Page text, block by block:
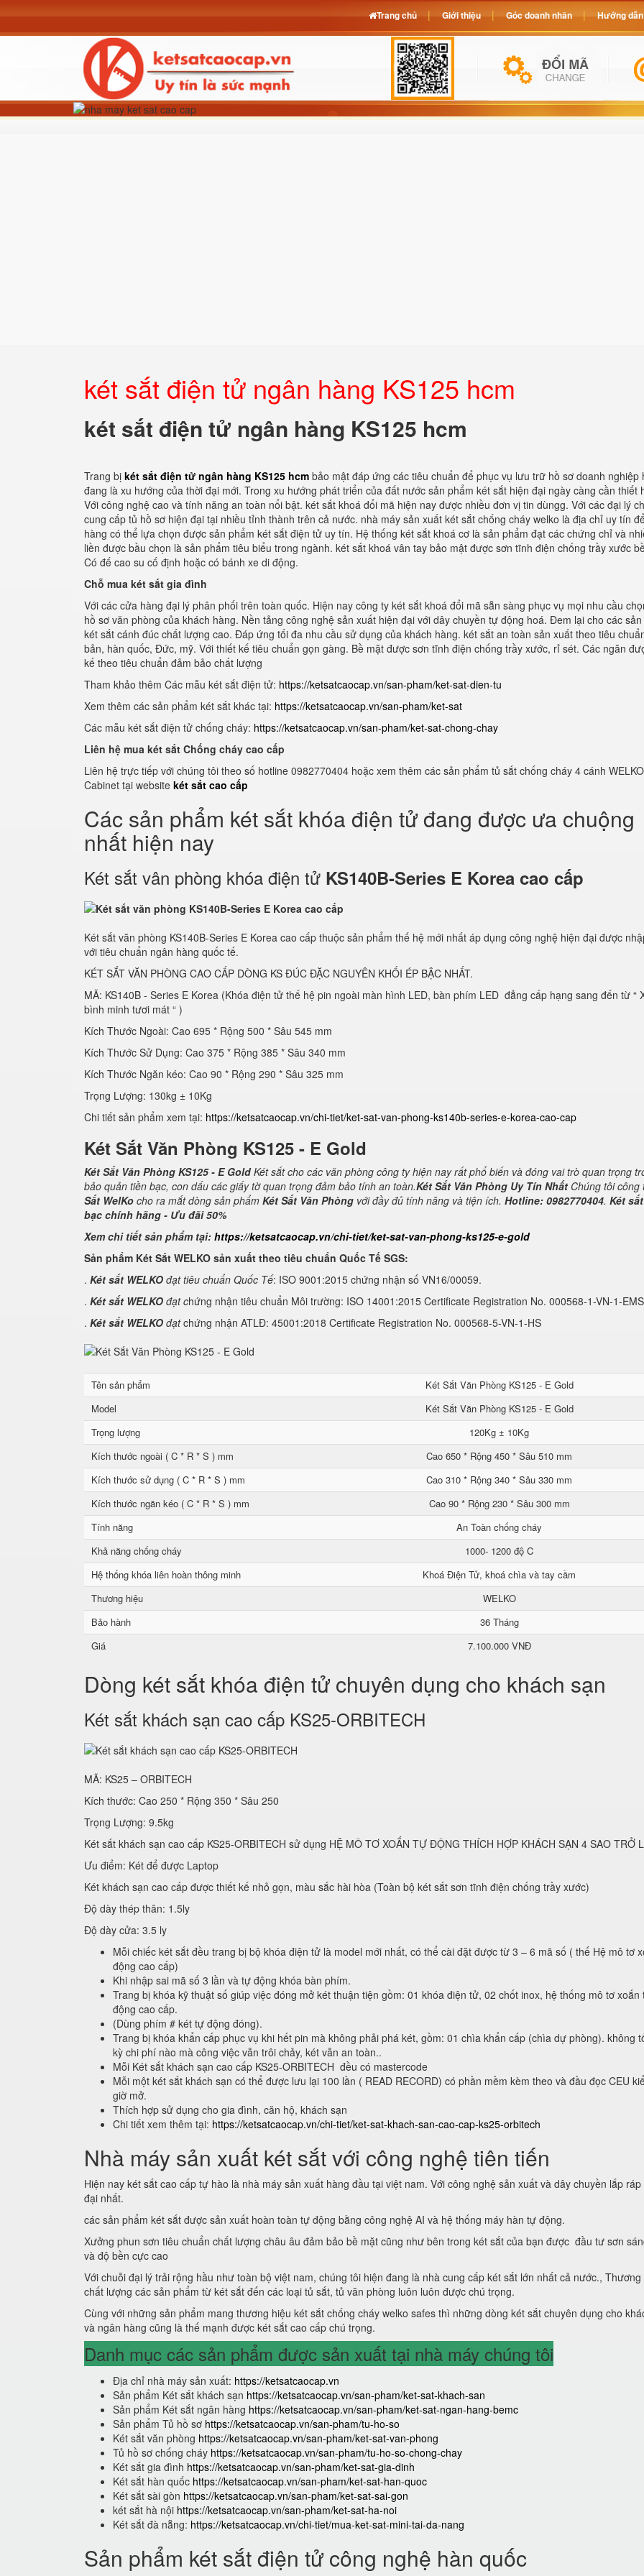
két sắt điện tử ngân hàng KS125 hcm
két sắt điện tử ngân hàng KS125 hcm
Trang bị két sắt điện tử ngân hàng KS125 hcm bảo mật đáp ứng các tiêu chuẩn để phục vụ lưu trữ hồ sơ doanh nghiệp
đang là xu hướng của thời đại mới. Trong xu hướng phát triển của đất nước sản phẩm két sắt hiện đại ngày càng cần thiết
Với công nghệ cao và tính năng an toàn nổi bật. két sắt khoá đổi mã hiện nay được nhiều đơn vị tin dùngg. Với các đại lý
cung cấp tủ hồ sơ hiện đại tại nhiều tỉnh thành trên cả nước. nhà máy sản xuất két sắt chống cháy welko là địa chỉ uy tín
hàng có thể lựa chọn được sản phẩm két sắt điện tử uy tín. Hệ thống két sắt khoá cơ là sản phẩm đạt các chứng chỉ và
liền được bầu chọn là sản phẩm tiêu biểu trong ngành. két sắt khoá vân tay bảo mật được sơn tĩnh điện chống trầy xước
Có đế cao su cố định hoặc có bánh xe di động.
Chỗ mua két sắt gia đình
Với các cửa hàng đại lý phân phối trên toàn quốc. Hiện nay công ty két sắt khoá đổi mã sẵn sàng phục vụ mọi nhu cầu
hồ sơ văn phòng của khách hàng. Nền tảng công nghệ sản xuất hiện đại với dây chuyền tự động hoá. Đem lại cho các
két sắt cánh đúc chất lượng cao. Đáp ứng tối đa nhu cầu sử dụng của khách hàng. két sắt an toàn sản xuất theo tiêu
bản, hàn quốc, Đức, mỹ. Với thiết kế tiêu chuẩn gọn gàng. Bề mặt được sơn tĩnh điện chống trầy xước, rỉ sét. Các ngăn
kế theo tiêu chuẩn đảm bảo chất lượng
Tham khảo thêm Các mẫu két sắt điện tử: https://ketsatcaocap.vn/san-pham/ket-sat-dien-tu
Xem thêm các sản phẩm két sắt khác tại: https://ketsatcaocap.vn/san-pham/ket-sat
Các mẫu két sắt điện tử chống cháy: https://ketsatcaocap.vn/san-pham/ket-sat-chong-chay
Liên hệ mua két sắt Chống cháy cao cấp
Liên hệ trực tiếp với chúng tôi theo số hotline 0982770404 hoặc xem thêm các sản phẩm tủ sắt chống cháy 4 cánh
Cabinet tại website két sắt cao cấp
Các sản phẩm két sắt khóa điện tử đang được ưa chuộng
nhất hiện nay
Két sắt vân phòng khóa điện tử KS140B-Series E Korea cao cấp
Két sắt văn phòng KS140B-Series E Korea cao cấp thuộc sản phẩm thế hệ mới nhất áp dụng công nghệ hiện đại được
với tiêu chuẩn ngân hàng quốc tế.
KÉT SẮT VĂN PHÒNG CAO CẤP DÒNG KS ĐÚC ĐẶC NGUYÊN KHỐI ÉP BẬC NHẤT.
MÃ: KS140B - Series E Korea (Khóa điện tử thế hệ pin ngoài màn hình LED, bàn phím LED đẳng cấp hạng sang đến từ “
bình minh tươi mát “ )
Kích Thước Ngoài: Cao 695 * Rộng 500 * Sâu 545 mm
Kích Thước Sử Dụng: Cao 375 * Rộng 385 * Sâu 340 mm
Kích Thước Ngăn kéo: Cao 90 * Rộng 290 * Sâu 325 mm
Trọng Lượng: 130kg ± 10Kg
Chi tiết sản phẩm xem tại: https://ketsatcaocap.vn/chi-tiet/ket-sat-van-phong-ks140b-series-e-korea-cao-cap
Két Sắt Văn Phòng KS125 - E Gold
Két Sắt Văn Phòng KS125 - E GoldKét sắt cho các văn phòng công ty hiện nay rất phổ biến và đóng vai trò quan trọng
bảo quản tiền bạc, con dấu các giấy tờ quan trọng đảm bảo tính an toàn.Két Sắt Văn Phòng Uy Tín Nhất Chúng tôi
Sắt WelKo cho ra mắt dòng sản phẩm Két Sắt Văn Phòng với đầy đủ tính năng và tiện ích. Hotline: 0982770404. Két
bạc chính hãng - Ưu đãi 50%
Xem chi tiết sản phẩm tại: https://ketsatcaocap.vn/chi-tiet/ket-sat-van-phong-ks125-e-gold
Sản phẩm Két Sắt WELKO sản xuất theo tiêu chuẩn Quốc Tế SGS:
. Két sắt WELKO đạt tiêu chuẩn Quốc Tế: ISO 9001:2015 chứng nhận số VN16/00059.
. Két sắt WELKO đạt chứng nhận tiêu chuẩn Môi trường: ISO 14001:2015 Certificate Registration No. 000568-1-VN-1-EMS
. Két sắt WELKO đạtchứng nhận ATLĐ: 45001:2018 Certificate Registration No. 000568-5-VN-1-HS
Tên sản phẩm
Két Sắt Văn Phòng KS125 - E Gold
Model
Két Sắt Văn Phòng KS125 - E Gold
Trọng lượng
120Kg ± 10Kg
Kích thước ngoài ( C * R * S ) mm
Cao 650 * Rộng 450 * Sâu 510 mm
Kích thước sử dụng ( C * R * S ) mm
Cao 310 * Rộng 340 * Sâu 330 mm
Kích thước ngăn kéo ( C * R * S ) mm
Cao 90 * Rộng 230 * Sâu 300 mm
Tính năng
An Toàn chống cháy
Khả năng chống cháy
1000- 1200 độ C
Hệ thống khóa liên hoàn thông minh
Khoá Điện Tử, khoá chìa và tay cầm
Thương hiệu
WELKO
Bảo hành
36 Tháng
Giá
7.100.000 VNĐ
Dòng két sắt khóa điện tử chuyên dụng cho khách sạn
Két sắt khách sạn cao cấp KS25-ORBITECH
MÃ: KS25 – ORBITECH
Kích thước: Cao 250 * Rộng 350 * Sâu 250
Trọng Lượng: 9.5kg
Két sắt khách sạn cao cấp KS25-ORBITECH sử dụng HỆ MÔ TƠ XOẮN TỰ ĐỘNG THÍCH HỢP KHÁCH SẠN 4 SAO TRỞ
Ưu điểm: Két để được Laptop
Két khách sạn cao cấp được thiết kế nhỏ gọn, màu sắc hài hòa (Toàn bộ két sắt sơn tĩnh điện chống trầy xước)
Độ dày thép thân: 1.5ly
Độ dày cửa: 3.5 ly
Mỗi chiếc két sắt đều trang bị bộ khóa điện tử là model mới nhất, có thể cài đặt được từ 3 – 6 mã số ( thế Hệ mô tơ
động cao cấp)
Khi nhập sai mã số 3 lần và tự động khóa bàn phím.
Trang bị khóa kỹ thuật số giúp việc đóng mở két thuận tiện gồm: 01 khóa điện tử, 02 chốt inox, hệ thống mô tơ xoắn
động cao cấp.
(Dùng phím # két tự động đóng).
Trang bị khóa khẩn cấp phục vụ khi hết pin mà không phải phá két, gồm: 01 chìa khẩn cấp (chìa dự phòng). không
kỳ chi phí nào mà công việc vẫn trôi chảy, két vẫn an toàn..
Mỗi Két sắt khách sạn cao cấp KS25-ORBITECH đều có mastercode
Mỗi một két sắt khách sạn có thể được lưu lại 100 lần ( READ RECORD) có phần mềm kèm theo và đầu đọc CEU
giờ mở.
Thích hợp sử dụng cho gia đình, căn hộ, khách sạn
Chi tiết xem thêm tại: https://ketsatcaocap.vn/chi-tiet/ket-sat-khach-san-cao-cap-ks25-orbitech
Nhà máy sản xuất két sắt với công nghệ tiên tiến
Hiện nay két sắt cao cấp tự hào là nhà máy sản xuất hàng đầu tại việt nam. Với công nghệ sản xuất và dây chuyền lắp ráp
đại nhất.
các sản phẩm két sắt được sản xuất hoàn toàn tự động bằng công nghệ AI và hệ thống máy hàn tự động.
Xưởng phun sơn tiêu chuẩn chất lượng châu âu đảm bảo bề mặt cũng như bên trong két sắt của bạn được đầu tư sơn
và độ bền cực cao
Với chuỗi đại lý trải rộng hầu như toàn bộ việt nam, chúng tôi hiện đang là nhà cung cấp két sắt lớn nhất cả nước., Thương
chất lượng các sản phẩm từ két sắt đến các loại tủ sắt, tủ văn phòng luôn luôn được chú trọng.
Cùng với những sản phẩm mang thương hiệu két sắt chống cháy welko safes thì những dòng két sắt chuyên dụng cho
và ngân hàng cũng là thế mạnh được két sắt cao cấp chú trọng.
Danh mục các sản phẩm được sản xuất tại nhà máy chúng tôi
Địa chỉ nhà máy sản xuất: https://ketsatcaocap.vn
Sản phẩm Két sắt khách sạn https://ketsatcaocap.vn/san-pham/ket-sat-khach-san
Sản phẩm Két sắt ngân hàng https://ketsatcaocap.vn/san-pham/ket-sat-ngan-hang-bemc
Sản phẩm Tủ hồ sơ https://ketsatcaocap.vn/san-pham/tu-ho-so
Két sắt văn phòng https://ketsatcaocap.vn/san-pham/ket-sat-van-phong
Tủ hồ sơ chống cháy https://ketsatcaocap.vn/san-pham/tu-ho-so-chong-chay
Két sắt gia đình https://ketsatcaocap.vn/san-pham/ket-sat-gia-dinh
Két sắt hàn quốc https://ketsatcaocap.vn/san-pham/ket-sat-han-quoc
Két sắt sài gòn https://ketsatcaocap.vn/san-pham/ket-sat-sai-gon
két sắt hà nội https://ketsatcaocap.vn/san-pham/ket-sat-ha-noi
Két sắt đà nẵng: https://ketsatcaocap.vn/chi-tiet/mua-ket-sat-mini-tai-da-nang
Sản phẩm két sắt điện tử công nghệ hàn quốc
Trang chủ Giới thiệu Góc doanh nhân Hướng